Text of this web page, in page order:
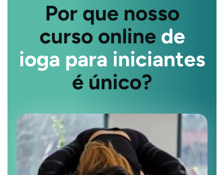
Por que nosso
curso online de
ioga para iniciantes
é único?